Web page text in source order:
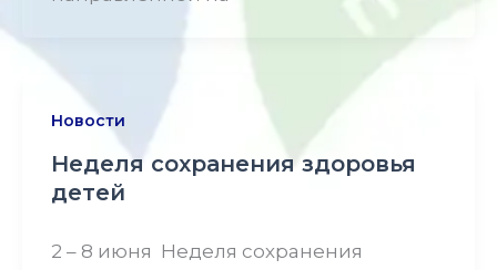
Новости
Неделя сохранения здоровья
детей
2 – 8 июня Неделя сохранения